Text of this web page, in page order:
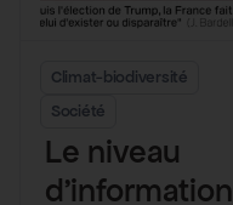
Climat-biodiversité
Société
Le niveau
d’information